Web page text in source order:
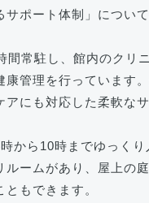
サポート体制」につい
間常駐し、館内のクリ
康管理を行っています
アにも対応した柔軟な
から10時までゆっく
ルームがあり、屋上の
もできます。